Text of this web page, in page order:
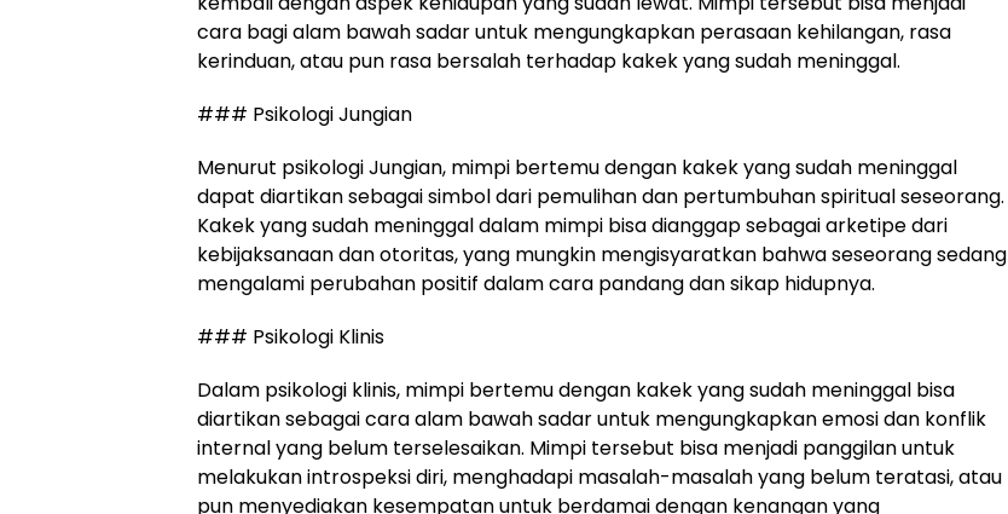
cara bagi alam bawah sadar untuk mengungkapkan perasaan kehilangan, rasa
kerinduan, atau pun rasa bersalah terhadap kakek yang sudah meninggal.
### Psikologi Jungian
Menurut psikologi Jungian, mimpi bertemu dengan kakek yang sudah meninggal
dapat diartikan sebagai simbol dari pemulihan dan pertumbuhan spiritual seseorang.
Kakek yang sudah meninggal dalam mimpi bisa dianggap sebagai arketipe dari
kebijaksanaan dan otoritas, yang mungkin mengisyaratkan bahwa seseorang sedang
mengalami perubahan positif dalam cara pandang dan sikap hidupnya.
### Psikologi Klinis
Dalam psikologi klinis, mimpi bertemu dengan kakek yang sudah meninggal bisa
diartikan sebagai cara alam bawah sadar untuk mengungkapkan emosi dan konflik
internal yang belum terselesaikan. Mimpi tersebut bisa menjadi panggilan untuk
melakukan introspeksi diri, menghadapi masalah-masalah yang belum teratasi, atau
pun menyediakan kesempatan untuk berdamai dengan kenangan yang